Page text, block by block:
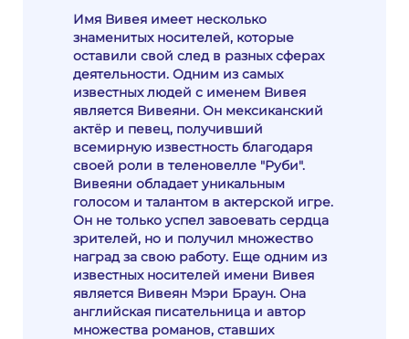
Имя Вивея имеет несколько
знаменитых носителей, которые
оставили свой след в разных сферах
деятельности. Одним из самых
известных людей с именем Вивея
является Вивеяни. Он мексиканский
актёр и певец, получивший
всемирную известность благодаря
своей роли в теленовелле "Руби".
Вивеяни обладает уникальным
голосом и талантом в актерской игре.
Он не только успел завоевать сердца
зрителей, но и получил множество
наград за свою работу. Еще одним из
известных носителей имени Вивея
является Вивеян Мэри Браун. Она
английская писательница и автор
множества романов, ставших